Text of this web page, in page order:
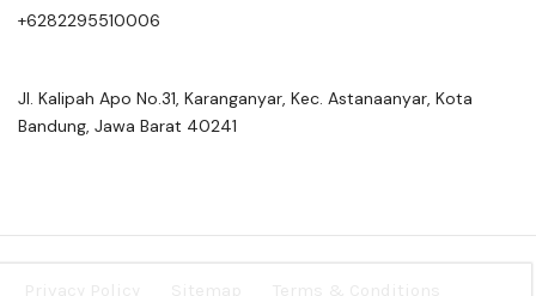
+6282295510006
Jl. Kalipah Apo No.31, Karanganyar, Kec. Astanaanyar, Kota
Bandung, Jawa Barat 40241